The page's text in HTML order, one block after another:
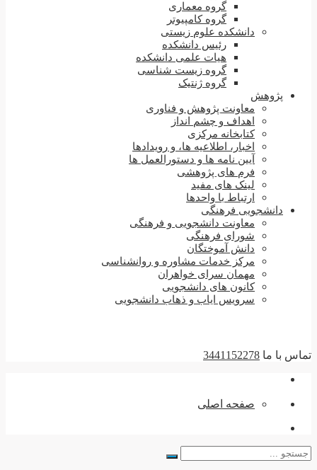
گروه معماری
گروه کامپیوتر
دانشکده علوم زیستی
رئیس دانشکده
هیات علمی دانشکده
گروه زیست شناسی
گروه ژنتیک
پژوهش
معاونت پژوهش و فناوری
اهداف و چشم انداز
کتابخانه مرکزی
اخبار، اطلاعیه ها، و رویدادها
آیین نامه ها و دستورالعمل ها
فرم های پژوهشی
لینک های مفید
ارتباط با واحدها
دانشجویی فرهنگی
معاونت دانشجویی و فرهنگی
شورای فرهنگی
دانش آموختگان
مرکز خدمات مشاوره و روانشناسی
مهمان سرای خواهران
کانون های دانشجویی
سرویس ایاب و ذهاب دانشجویی
تماس با ما 3441152278
صفحه اصلی
جستجو